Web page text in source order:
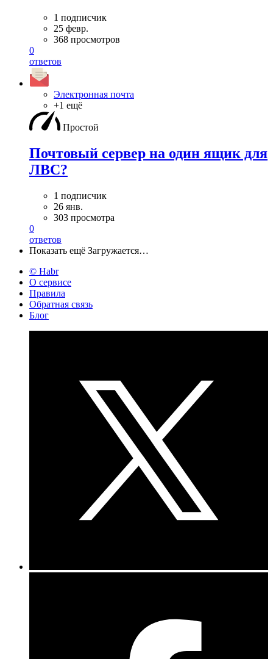
1 подписчик
25 февр.
368 просмотров
0
ответов
Электронная почта
+1 ещё
Простой
Почтовый сервер на один ящик для
ЛВС?
1 подписчик
26 янв.
303 просмотра
0
ответов
Показать ещё Загружается…
© Habr
О сервисе
Правила
Обратная связь
Блог